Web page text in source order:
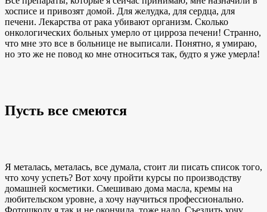
хосписе и привозят домой. Для желудка, для сердца, для
печени. Лекарства от рака убивают организм. Сколько
онкологических больных умерло от цирроза печени! Странно,
что мне это все в больнице не выписали. Понятно, я умираю,
но это же не повод ко мне относиться так, будто я уже умерла!
Пусть все смеются
Я металась, металась, все думала, стоит ли писать список того,
что хочу успеть? Вот хочу пройти курсы по производству
домашней косметики. Смешиваю дома масла, кремы на
любительском уровне, а хочу научиться профессионально.
Фотошколу я так и не окончила, тоже надо. Съездить хочу